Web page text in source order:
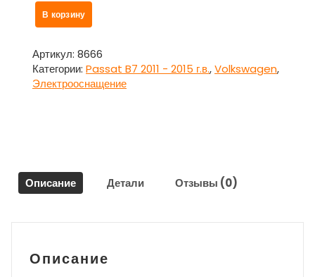
Количество
товара
-
коса
заднего
Б7
/
В корзину
Артикул: 8666
Категории: Passat B7 2011 - 2015 г.в.,Volkswagen,
Электрооснащение
Описание Детали Отзывы (0)
Описание